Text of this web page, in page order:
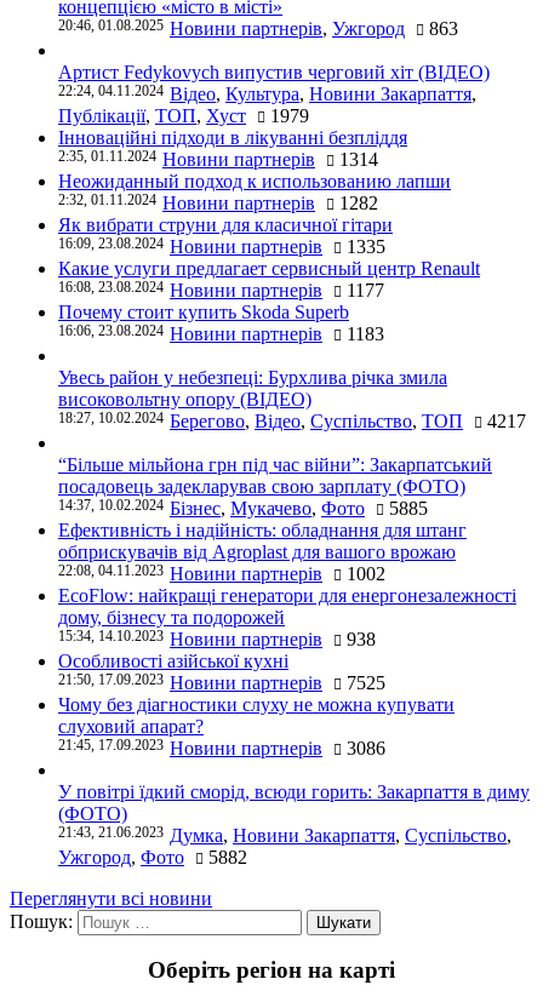
концепцією «місто в місті»
20:46, 01.08.2025 Новини партнерів, Ужгород 863
Артист Fedykovych випустив черговий хіт (ВІДЕО)
22:24, 04.11.2024 Відео, Культура, Новини Закарпаття,
Публікації, ТОП, Хуст
1979
Інноваційні підходи в лікуванні безпліддя
2:35, 01.11.2024 Новини партнерів
1314
Неожиданный подход к использованию лапши
2:32, 01.11.2024 Новини партнерів
1282
Як вибрати струни для класичної гітари
16:09, 23.08.2024 Новини партнерів
1335
Какие услуги предлагает сервисный центр Renault
16:08, 23.08.2024 Новини партнерів
1177
Почему стоит купить Skoda Superb
16:06, 23.08.2024 Новини партнерів 1183
Увесь район у небезпеці: Бурхлива річка змила
високовольтну опору (ВІДЕО)
18:27, 10.02.2024 Берегово, Відео, Суспільство, ТОП 4217
“Більше мільйона грн під час війни”: Закарпатський
посадовець задекларував свою зарплату (ФОТО)
14:37, 10.02.2024 Бізнес, Мукачево, Фото
5885
Ефективність і надійність: обладнання для штанг
обприскувачів від Agroplast для вашого врожаю
22:08, 04.11.2023 Новини партнерів
1002
EcoFlow: найкращі генератори для енергонезалежності
дому, бізнесу та подорожей
15:34, 14.10.2023 Новини партнерів
938
Особливості азійської кухні
21:50, 17.09.2023 Новини партнерів
7525
Чому без діагностики слуху не можна купувати
слуховий апарат?
21:45, 17.09.2023 Новини партнерів 3086
У повітрі їдкий сморід, всюди горить: Закарпаття в диму
(ФОТО)
21:43, 21.06.2023 Думка, Новини Закарпаття, Суспільство,
Ужгород, Фото
5882
Переглянути всі новини
Пошук:
Оберіть регіон на карті